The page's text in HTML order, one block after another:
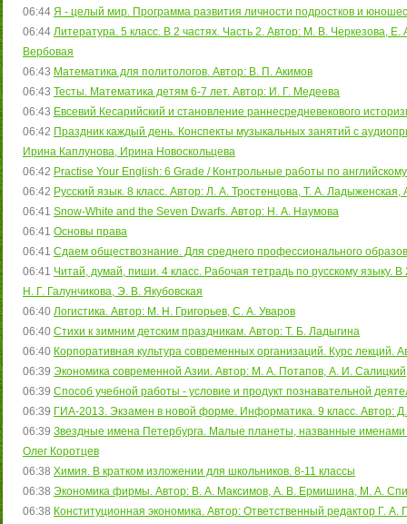
06:44 Я - целый мир. Программа развития личности подростков и
06:44 Литература. 5 класс. В 2 частях. Часть 2. Автор: М. В. Черкезова,
Вербовая
06:43 Математика для политологов. Автор: В. П. Акимов
06:43 Тесты. Математика детям 6-7 лет. Автор: И. Г. Медеева
06:43 Евсевий Кесарийский и становление раннесредневекового
06:42 Праздник каждый день. Конспекты музыкальных занятий с
Ирина Каплунова, Ирина Новоскольцева
06:42 Practise Your English: 6 Grade / Контрольные работы по
06:42 Русский язык. 8 класс. Автор: Л. А. Тростенцова, Т. А.
06:41 Snow-White and the Seven Dwarfs. Автор: Н. А. Наумова
06:41 Основы права
06:41 Сдаем обществознание. Для среднего профессионального
06:41 Читай, думай, пиши. 4 класс. Рабочая тетрадь по русскому языку.
Н. Г. Галунчикова, Э. В. Якубовская
06:40 Логистика. Автор: М. Н. Григорьев, С. А. Уваров
06:40 Стихи к зимним детским праздникам. Автор: Т. Б. Ладыгина
06:40 Корпоративная культура современных организаций. Курс лекций.
06:39 Экономика современной Азии. Автор: М. А. Потапов, А. И.
06:39 Способ учебной работы - условие и продукт познавательной
06:39 ГИА-2013. Экзамен в новой форме. Информатика. 9 класс. Автор:
06:39 Звездные имена Петербурга. Малые планеты, названные именами
Олег Коротцев
06:38 Химия. В кратком изложении для школьников. 8-11 классы
06:38 Экономика фирмы. Автор: В. А. Максимов, А. В. Ермишина, М. А.
06:38 Конституционная экономика. Автор: Ответственный редактор Г. А.